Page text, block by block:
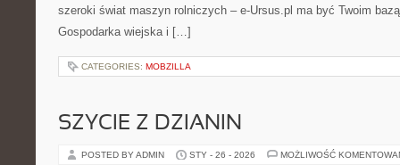
szeroki świat maszyn rolniczych – e-Ursus.pl ma być Twoim
Gospodarka wiejska i […]
CATEGORIES: MOBZILLA
SZYCIE Z DZIANIN
POSTED BY ADMIN STY - 26 - 2026 MOŻLIWOŚĆ